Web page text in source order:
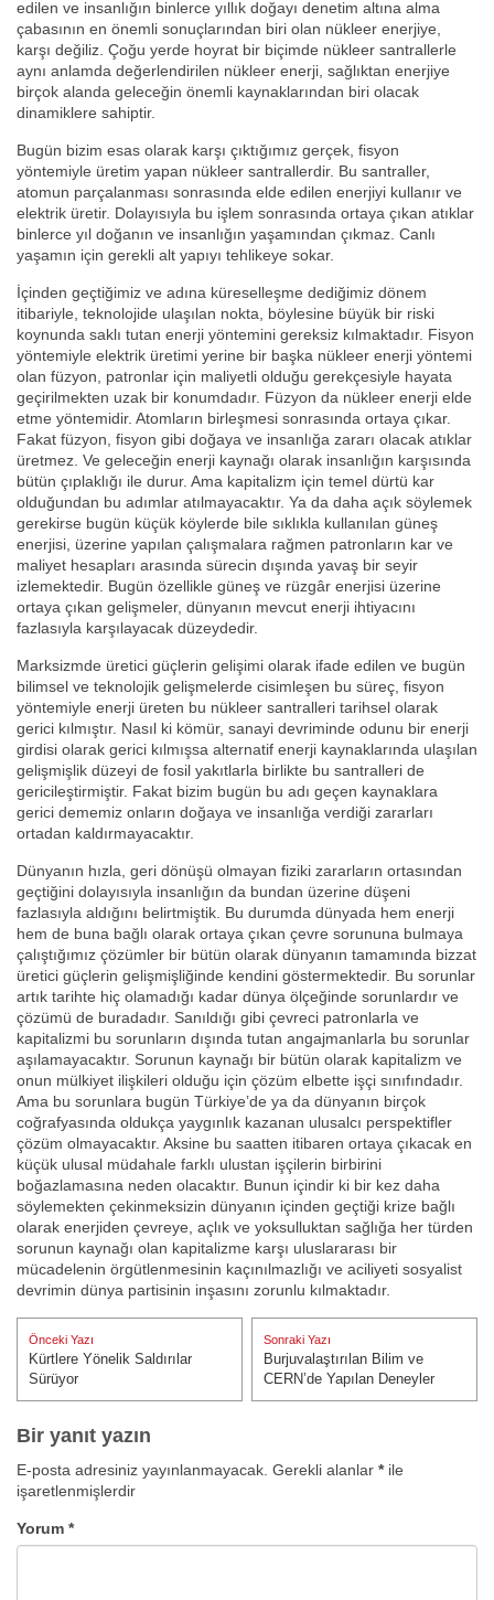
edilen ve insanlığın binlerce yıllık doğayı denetim altına alma
çabasının en önemli sonuçlarından biri olan nükleer enerjiye,
karşı değiliz. Çoğu yerde hoyrat bir biçimde nükleer santrallerle
aynı anlamda değerlendirilen nükleer enerji, sağlıktan enerjiye
birçok alanda geleceğin önemli kaynaklarından biri olacak
dinamiklere sahiptir.
Bugün bizim esas olarak karşı çıktığımız gerçek, fisyon
yöntemiyle üretim yapan nükleer santrallerdir. Bu santraller,
atomun parçalanması sonrasında elde edilen enerjiyi kullanır ve
elektrik üretir. Dolayısıyla bu işlem sonrasında ortaya çıkan atıklar
binlerce yıl doğanın ve insanlığın yaşamından çıkmaz. Canlı
yaşamın için gerekli alt yapıyı tehlikeye sokar.
İçinden geçtiğimiz ve adına küreselleşme dediğimiz dönem
itibariyle, teknolojide ulaşılan nokta, böylesine büyük bir riski
koynunda saklı tutan enerji yöntemini gereksiz kılmaktadır. Fisyon
yöntemiyle elektrik üretimi yerine bir başka nükleer enerji yöntemi
olan füzyon, patronlar için maliyetli olduğu gerekçesiyle hayata
geçirilmekten uzak bir konumdadır. Füzyon da nükleer enerji elde
etme yöntemidir. Atomların birleşmesi sonrasında ortaya çıkar.
Fakat füzyon, fisyon gibi doğaya ve insanlığa zararı olacak atıklar
üretmez. Ve geleceğin enerji kaynağı olarak insanlığın karşısında
bütün çıplaklığı ile durur. Ama kapitalizm için temel dürtü kar
olduğundan bu adımlar atılmayacaktır. Ya da daha açık söylemek
gerekirse bugün küçük köylerde bile sıklıkla kullanılan güneş
enerjisi, üzerine yapılan çalışmalara rağmen patronların kar ve
maliyet hesapları arasında sürecin dışında yavaş bir seyir
izlemektedir. Bugün özellikle güneş ve rüzgâr enerjisi üzerine
ortaya çıkan gelişmeler, dünyanın mevcut enerji ihtiyacını
fazlasıyla karşılayacak düzeydedir.
Marksizmde üretici güçlerin gelişimi olarak ifade edilen ve bugün
bilimsel ve teknolojik gelişmelerde cisimleşen bu süreç, fisyon
yöntemiyle enerji üreten bu nükleer santralleri tarihsel olarak
gerici kılmıştır. Nasıl ki kömür, sanayi devriminde odunu bir enerji
girdisi olarak gerici kılmışsa alternatif enerji kaynaklarında ulaşılan
gelişmişlik düzeyi de fosil yakıtlarla birlikte bu santralleri de
gericileştirmiştir. Fakat bizim bugün bu adı geçen kaynaklara
gerici dememiz onların doğaya ve insanlığa verdiği zararları
ortadan kaldırmayacaktır.
Dünyanın hızla, geri dönüşü olmayan fiziki zararların ortasından
geçtiğini dolayısıyla insanlığın da bundan üzerine düşeni
fazlasıyla aldığını belirtmiştik. Bu durumda dünyada hem enerji
hem de buna bağlı olarak ortaya çıkan çevre sorununa bulmaya
çalıştığımız çözümler bir bütün olarak dünyanın tamamında bizzat
üretici güçlerin gelişmişliğinde kendini göstermektedir. Bu sorunlar
artık tarihte hiç olamadığı kadar dünya ölçeğinde sorunlardır ve
çözümü de buradadır. Sanıldığı gibi çevreci patronlarla ve
kapitalizmi bu sorunların dışında tutan angajmanlarla bu sorunlar
aşılamayacaktır. Sorunun kaynağı bir bütün olarak kapitalizm ve
onun mülkiyet ilişkileri olduğu için çözüm elbette işçi sınıfındadır.
Ama bu sorunlara bugün Türkiye’de ya da dünyanın birçok
coğrafyasında oldukça yaygınlık kazanan ulusalcı perspektifler
çözüm olmayacaktır. Aksine bu saatten itibaren ortaya çıkacak en
küçük ulusal müdahale farklı ulustan işçilerin birbirini
boğazlamasına neden olacaktır. Bunun içindir ki bir kez daha
söylemekten çekinmeksizin dünyanın içinden geçtiği krize bağlı
olarak enerjiden çevreye, açlık ve yoksulluktan sağlığa her türden
sorunun kaynağı olan kapitalizme karşı uluslararası bir
mücadelenin örgütlenmesinin kaçınılmazlığı ve aciliyeti sosyalist
devrimin dünya partisinin inşasını zorunlu kılmaktadır.
Yazı
gezinmesi
Önceki Yazı
Önceki Yazı:
Kürtlere Yönelik Saldırılar
Sürüyor
Sonraki Yazı
Sonraki Yazı:
Burjuvalaştırılan Bilim ve
CERN’de Yapılan Deneyler
Bir yanıt yazın
E-posta adresiniz yayınlanmayacak. Gerekli alanlar *ile
işaretlenmişlerdir
Yorum *